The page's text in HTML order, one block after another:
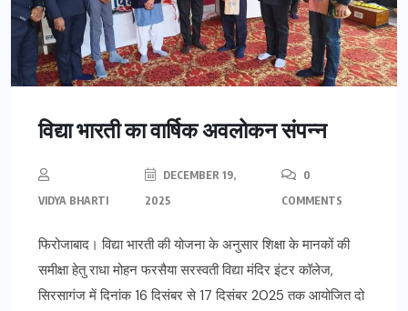
विद्या भारती का वार्षिक अवलोकन संपन्न
VIDYA BHARTI
DECEMBER 19,
2025
0
COMMENTS
फिरोजाबाद। विद्या भारती की योजना के अनुसार शिक्षा के मानकों की
समीक्षा हेतु राधा मोहन फरसैया सरस्वती विद्या मंदिर इंटर कॉलेज,
सिरसागंज में दिनांक 16 दिसंबर से 17 दिसंबर 2025 तक आयोजित दो